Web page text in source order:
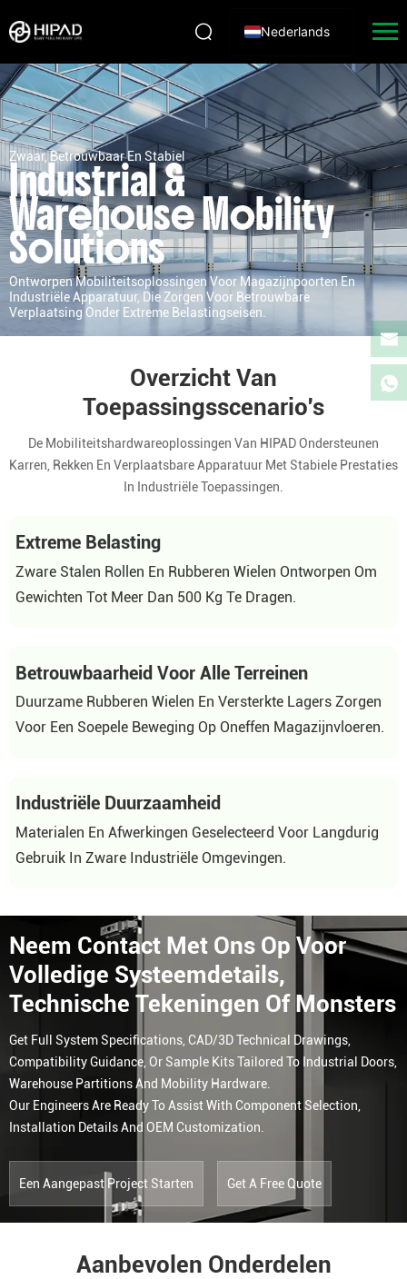
Nederlands
Zwaar, Betrouwbaar En Stabiel
Industrial &
Warehouse Mobility
Solutions
Ontworpen Mobiliteitsoplossingen Voor Magazijnpoorten En
Industriële Apparatuur, Die Zorgen Voor Betrouwbare
Verplaatsing Onder Extreme Belastingseisen.
Overzicht Van
Toepassingsscenario's
De Mobiliteitshardwareoplossingen Van HIPAD Ondersteunen
Karren, Rekken En Verplaatsbare Apparatuur Met Stabiele Prestaties
In Industriële Toepassingen.
Extreme Belasting
Zware Stalen Rollen En Rubberen Wielen Ontworpen Om
Gewichten Tot Meer Dan 500 Kg Te Dragen.
Betrouwbaarheid Voor Alle Terreinen
Duurzame Rubberen Wielen En Versterkte Lagers Zorgen
Voor Een Soepele Beweging Op Oneffen Magazijnvloeren.
Industriële Duurzaamheid
Materialen En Afwerkingen Geselecteerd Voor Langdurig
Gebruik In Zware Industriële Omgevingen.
Neem Contact Met Ons Op Voor
Volledige Systeemdetails,
Technische Tekeningen Of Monsters
Get Full System Specifications, CAD/3D Technical Drawings,
Compatibility Guidance, Or Sample Kits Tailored To Industrial Doors,
Warehouse Partitions And Mobility Hardware.
Our Engineers Are Ready To Assist With Component Selection,
Installation Details And OEM Customization.
Een Aangepast Project Starten Get A Free Quote
Aanbevolen Onderdelen